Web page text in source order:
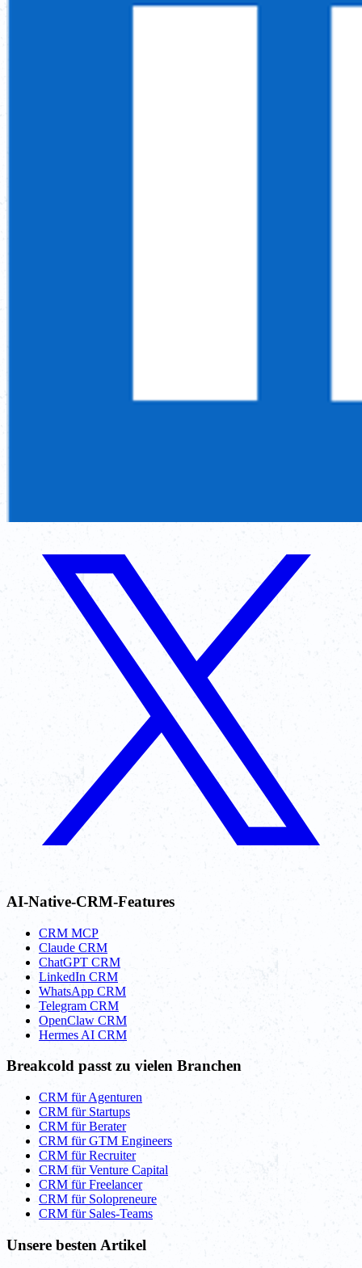
AI-Native-CRM-Features
CRM MCP
Claude CRM
ChatGPT CRM
LinkedIn CRM
WhatsApp CRM
Telegram CRM
OpenClaw CRM
Hermes AI CRM
Breakcold passt zu vielen Branchen
CRM für Agenturen
CRM für Startups
CRM für Berater
CRM für GTM Engineers
CRM für Recruiter
CRM für Venture Capital
CRM für Freelancer
CRM für Solopreneure
CRM für Sales-Teams
Unsere besten Artikel